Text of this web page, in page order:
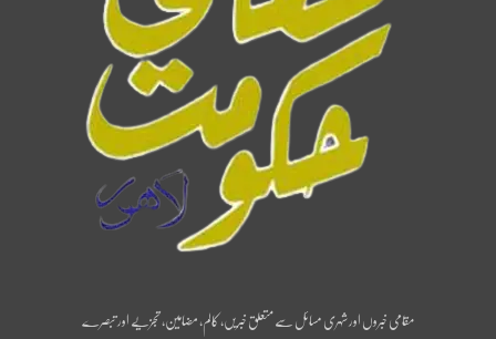
مقامی خبروں اور شہری مسائل سے متعلق خبریں، کالم، مضامین، تجزیے اور تبصرے